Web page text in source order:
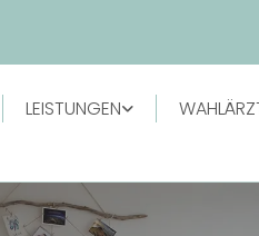
LEISTUNGEN